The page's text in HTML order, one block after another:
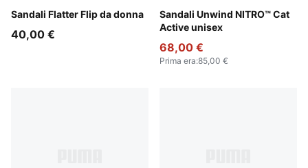
Sandali Flatter Flip da donna
Puma Black
40,00 €
Sandali Unwind NITRO™ Cat
Active unisex
PUMA Black-Apple Spritz
68,00 €
Prima era:85,00 €